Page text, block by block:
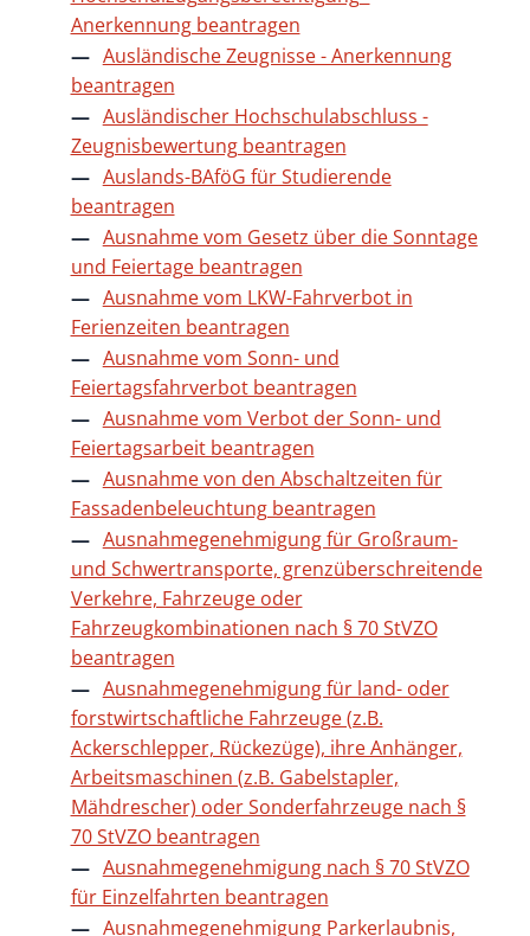
Anerkennung beantragen
Ausländische Zeugnisse - Anerkennung
beantragen
Ausländischer Hochschulabschluss -
Zeugnisbewertung beantragen
Auslands-BAföG für Studierende
beantragen
Ausnahme vom Gesetz über die Sonntage
und Feiertage beantragen
Ausnahme vom LKW-Fahrverbot in
Ferienzeiten beantragen
Ausnahme vom Sonn- und
Feiertagsfahrverbot beantragen
Ausnahme vom Verbot der Sonn- und
Feiertagsarbeit beantragen
Ausnahme von den Abschaltzeiten für
Fassadenbeleuchtung beantragen
Ausnahmegenehmigung für Großraum-
und Schwertransporte, grenzüberschreitende
Verkehre, Fahrzeuge oder
Fahrzeugkombinationen nach § 70 StVZO
beantragen
Ausnahmegenehmigung für land- oder
forstwirtschaftliche Fahrzeuge (z.B.
Ackerschlepper, Rückezüge), ihre Anhänger,
Arbeitsmaschinen (z.B. Gabelstapler,
Mähdrescher) oder Sonderfahrzeuge nach §
70 StVZO beantragen
Ausnahmegenehmigung nach § 70 StVZO
für Einzelfahrten beantragen
Ausnahmegenehmigung Parkerlaubnis,